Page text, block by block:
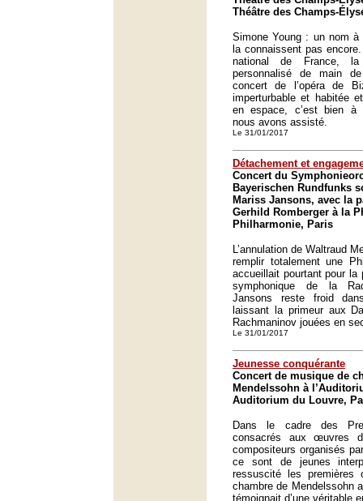
Théâtre des Champs-
Simone Young : un nom
la connaissent pas
national de France,
personnalisé de main
concert de l’opéra de
imperturbable et habitée
en espace, c’est bien à
nous avons assisté.
Le 31/01/2017
Détachement et
Concert du
Bayerischen Rundfunks
Mariss Jansons, avec la
Gerhild Romberger à la
Philharmonie, Paris
L’annulation de Waltraud
remplir totalement une
accueillait pourtant pour la
symphonique de la
Jansons reste froid
laissant la primeur aux
Rachmaninov jouées en
Le 31/01/2017
Jeunesse conquérante
Concert de musique de
Mendelssohn à
Auditorium du Louvre,
Dans le cadre des
consacrés aux œuvres
compositeurs organisés
ce sont de jeunes
ressuscité les
chambre de Mendelssohn
témoignait d’une véritable